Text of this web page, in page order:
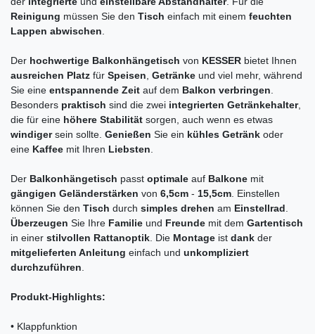
Reinigung müssen Sie den Tisch einfach mit einem feuchten
Lappen abwischen
Der hochwertige Balkonhängetisch von KESSER bietet Ihnen
ausreichen Platz für Speisen Getränke und viel mehr, während
Sie eine entspannende Zeit auf dem Balkon verbringen
Besonders praktisch sind die zwei integrierten Getränkehalter,
die für eine höhere Stabilität sorgen, auch wenn es etwas
windigersein sollte. Genießen Sie ein kühles Getränk oder
eine Kaffee mit Ihren Liebsten
Der Balkonhängetisch passt optimale auf Balkone mit
gängigen Geländerstärken von 6,5cm - 15,5cm . Einstellen
können Sie den Tisch durch simples drehen am Einstellrad
Überzeugen Sie Ihre Familie und Freunde mit dem Gartentisch
in einer stilvollen Rattanoptik . Die Montage ist dank der
mitgelieferten Anleitung einfach und unkompliziert
durchzuführen
Produkt-Highlights:
• Klappfunktion